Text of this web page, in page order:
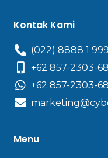
Kontak Kami
(022) 8888 1 999
+62 857-2303-
+62 857-2303-
Menu